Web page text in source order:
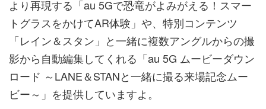
より再現する「au 5Gで恐竜がよみがえる！スマー
トグラスをかけてAR体験」や、特別コンテンツ
「レイン＆スタン」と一緒に複数アングルからの撮
影から自動編集してくれる「au 5G ムービーダウン
ロード ～LANE＆STANと一緒に撮る来場記念ムー
ビー～」を提供していますよ。